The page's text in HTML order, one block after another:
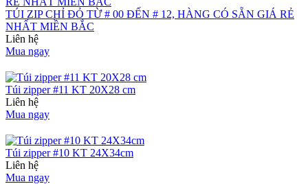
TÚI ZIP CHỈ ĐỎ TỪ # 00 ĐẾN # 12, HÀNG CÓ SẴN GIÁ RẺ
NHẤT MIỀN BẮC
Liên hệ
Mua ngay
Túi zipper #11 KT 20X28 cm
Liên hệ
Mua ngay
Túi zipper #10 KT 24X34cm
Liên hệ
Mua ngay